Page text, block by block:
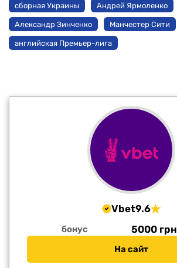
сборная Украины Андрей Ярмоленко
Александр Зинченко Манчестер Сити
английская Премьер-лига
Vbet9.6
бонус 5000 грн
На сайт